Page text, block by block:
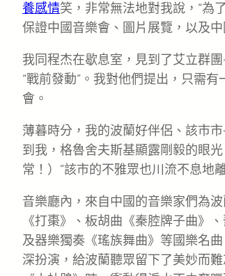
養感情笑，非常無法地對我說，“為
保證中國音樂會、圖片展覽，以及
我同程杰在歇息室，見到了艾立群
“戰前發動”。我對他們提出，只需有
會。
薄暮時分，我的波蘭好伴侶、該市市
到我，格魯舍夫斯基顯露剛毅的眼
常！）”該市的不雅眾也川流不息地
音樂廳內，來自中國的音樂家們為
《打棗》、板胡曲《秦腔牌子曲》
及器樂獨奏《瑤族舞曲》等國樂名
深扮演，給波蘭聽眾留下了美妙而